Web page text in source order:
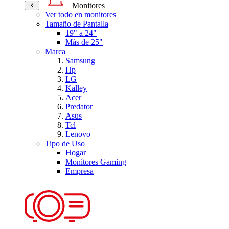
Monitores
Ver todo en monitores
Tamaño de Pantalla
19" a 24"
Más de 25"
Marca
Samsung
Hp
LG
Kalley
Acer
Predator
Asus
Tcl
Lenovo
Tipo de Uso
Hogar
Monitores Gaming
Empresa